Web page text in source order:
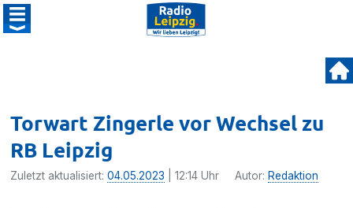
Torwart Zingerle vor Wechsel zu
RB Leipzig
Zuletzt aktualisiert:04.05.2023 | 12:14 Uhr Autor: Redaktion